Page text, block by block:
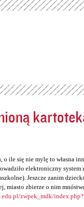
o ile się nie mylę to własna
elektroniczny system
Jeszcze zanim
miasto zbierze o nim
zwpek_mdk/